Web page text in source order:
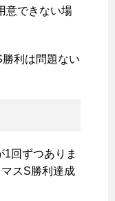
意できない場
利は問題ない
回ずつありま
スS勝利達成